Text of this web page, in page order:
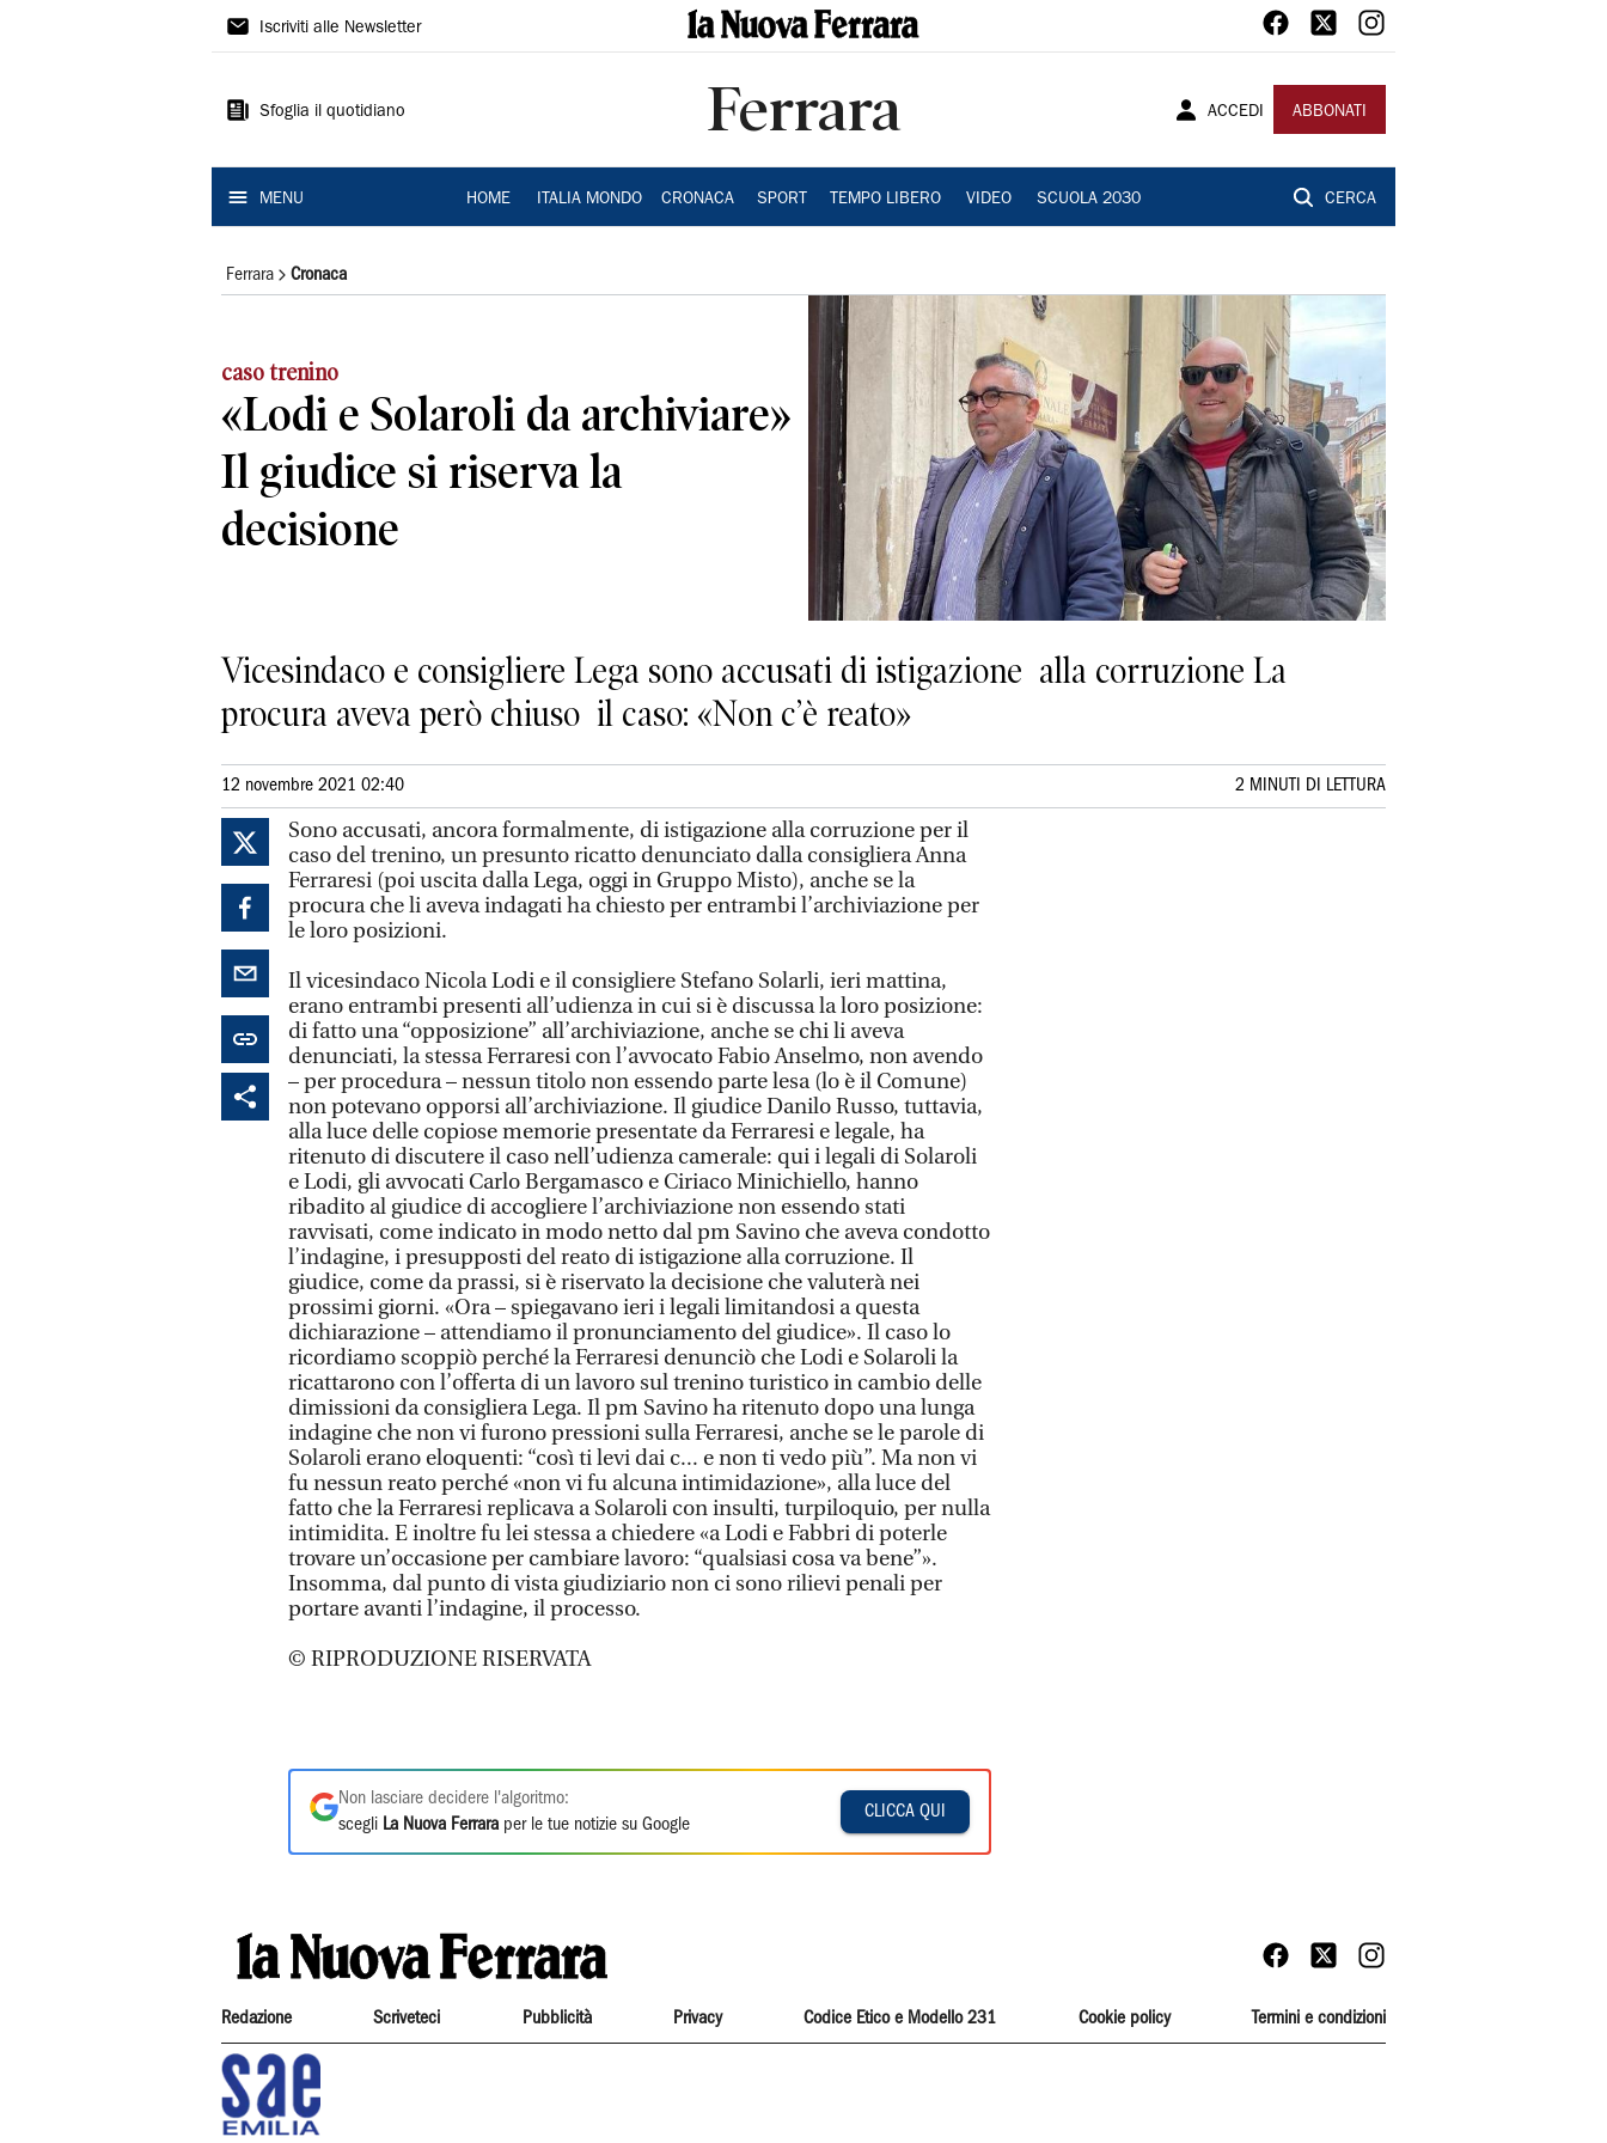
La
Ferrara
Iscriviti alle Newsletter
Sfoglia il quotidiano Ferrara ACCEDI ABBONATI
MENU HOME ITALIA MONDO CRONACA SPORT TEMPO LIBERO VIDEO SCUOLA 2030 CERCA
Ferrara Cronaca
caso trenino
«Lodi e Solaroli da archiviare»
Il giudice si riserva la
decisione
Vicesindaco e consigliere Lega sono accusati di istigazione alla corruzione La
procura aveva però chiuso il caso: «Non c’è reato»
12 novembre 2021 02:40 2 MINUTI DI LETTURA
Sono accusati, ancora formalmente, di istigazione alla corruzione per il
caso del trenino, un presunto ricatto denunciato dalla consigliera Anna
Ferraresi (poi uscita dalla Lega, oggi in Gruppo Misto), anche se la
procura che li aveva indagati ha chiesto per entrambi l’archiviazione per
le loro posizioni.
Il vicesindaco Nicola Lodi e il consigliere Stefano Solarli, ieri mattina,
erano entrambi presenti all’udienza in cui si è discussa la loro posizione:
di fatto una “opposizione” all’archiviazione, anche se chi li aveva
denunciati, la stessa Ferraresi con l’avvocato Fabio Anselmo, non avendo
– per procedura – nessun titolo non essendo parte lesa (lo è il Comune)
non potevano opporsi all’archiviazione. Il giudice Danilo Russo, tuttavia,
alla luce delle copiose memorie presentate da Ferraresi e legale, ha
ritenuto di discutere il caso nell’udienza camerale: qui i legali di Solaroli
e Lodi, gli avvocati Carlo Bergamasco e Ciriaco Minichiello, hanno
ribadito al giudice di accogliere l’archiviazione non essendo stati
ravvisati, come indicato in modo netto dal pm Savino che aveva condotto
l’indagine, i presupposti del reato di istigazione alla corruzione. Il
giudice, come da prassi, si è riservato la decisione che valuterà nei
prossimi giorni. «Ora – spiegavano ieri i legali limitandosi a questa
dichiarazione – attendiamo il pronunciamento del giudice». Il caso lo
ricordiamo scoppiò perché la Ferraresi denunciò che Lodi e Solaroli la
ricattarono con l’offerta di un lavoro sul trenino turistico in cambio delle
dimissioni da consigliera Lega. Il pm Savino ha ritenuto dopo una lunga
indagine che non vi furono pressioni sulla Ferraresi, anche se le parole di
Solaroli erano eloquenti: “così ti levi dai c... e non ti vedo più”. Ma non vi
fu nessun reato perché «non vi fu alcuna intimidazione», alla luce del
fatto che la Ferraresi replicava a Solaroli con insulti, turpiloquio, per nulla
intimidita. E inoltre fu lei stessa a chiedere «a Lodi e Fabbri di poterle
trovare un’occasione per cambiare lavoro: “qualsiasi cosa va bene”».
Insomma, dal punto di vista giudiziario non ci sono rilievi penali per
portare avanti l’indagine, il processo.
© RIPRODUZIONE RISERVATA
Non lasciare decidere l'algoritmo:
scegli La Nuova Ferrara per le tue notizie su Google
CLICCA QUI
Redazione Scriveteci Pubblicità Privacy Codice Etico e Modello 231 Cookie policy Termini e condizioni